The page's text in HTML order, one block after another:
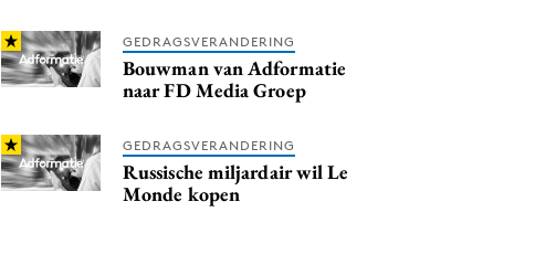
GEDRAGSVERANDERING
Bouwman van Adformatie
naar FD Media Groep
GEDRAGSVERANDERING
Russische miljardair wil Le
Monde kopen